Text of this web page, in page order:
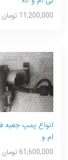
11,200,000 تومان
انواع پمپ جعبه
ام و
61,600,000 تومان